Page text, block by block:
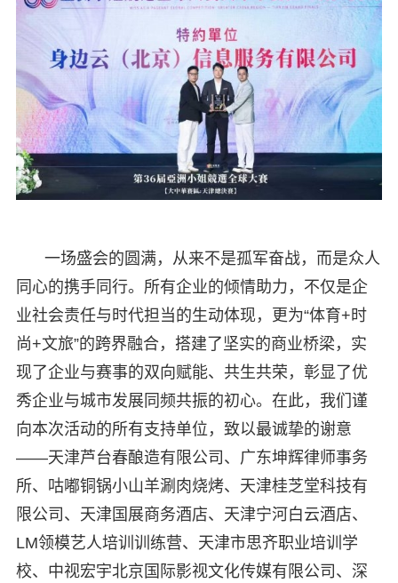
一场盛会的圆满，从来不是孤军奋战，而是众人
同心的携手同行。所有企业的倾情助力，不仅是企
业社会责任与时代担当的生动体现，更为“体育+时
尚+文旅”的跨界融合，搭建了坚实的商业桥梁，实
现了企业与赛事的双向赋能、共生共荣，彰显了优
秀企业与城市发展同频共振的初心。在此，我们谨
向本次活动的所有支持单位，致以最诚挚的谢意
——天津芦台春酿造有限公司、广东坤辉律师事务
所、咕嘟铜锅小山羊涮肉烧烤、天津桂芝堂科技有
限公司、天津国展商务酒店、天津宁河白云酒店、
LM领模艺人培训训练营、天津市思齐职业培训学
校、中视宏宇北京国际影视文化传媒有限公司、深